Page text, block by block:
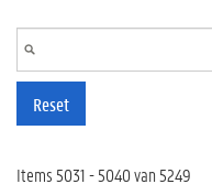
Reset
Items 5031 - 5040 van 5249